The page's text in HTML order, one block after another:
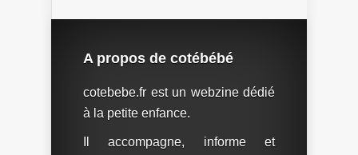
A propos de cotébébé
cotebebe.fr est un webzine dédié
à la petite enfance.
Il accompagne, informe et